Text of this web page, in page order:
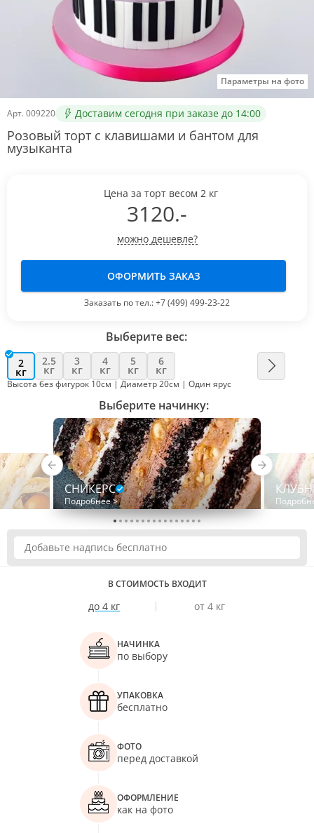
Параметры на фото
Арт. 009220 Доставим сегодня при заказе до 14:00
Розовый торт с клавишами и бантом для
музыканта
Выберите вес:
2
кг
2.5
кг
3
кг
4
кг
5
кг
6
кг
Высота без фигурок 10см | Диаметр 20см | Один ярус
Выберите начинку:
СНИКЕРС
Подробнее >
Цена за торт весом 2 кг
3120.-
можно дешевле?
ОФОРМИТЬ ЗАКАЗ
Заказать по тел.:+7 (499) 499-23-22
В СТОИМОСТЬ ВХОДИТ
до 4 кг от 4 кг
НАЧИНКА
по выбору
УПАКОВКА
бесплатно
ФОТО
перед доставкой
ОФОРМЛЕНИЕ
как на фото